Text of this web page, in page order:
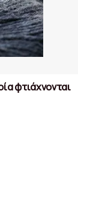
φτιάχνονται